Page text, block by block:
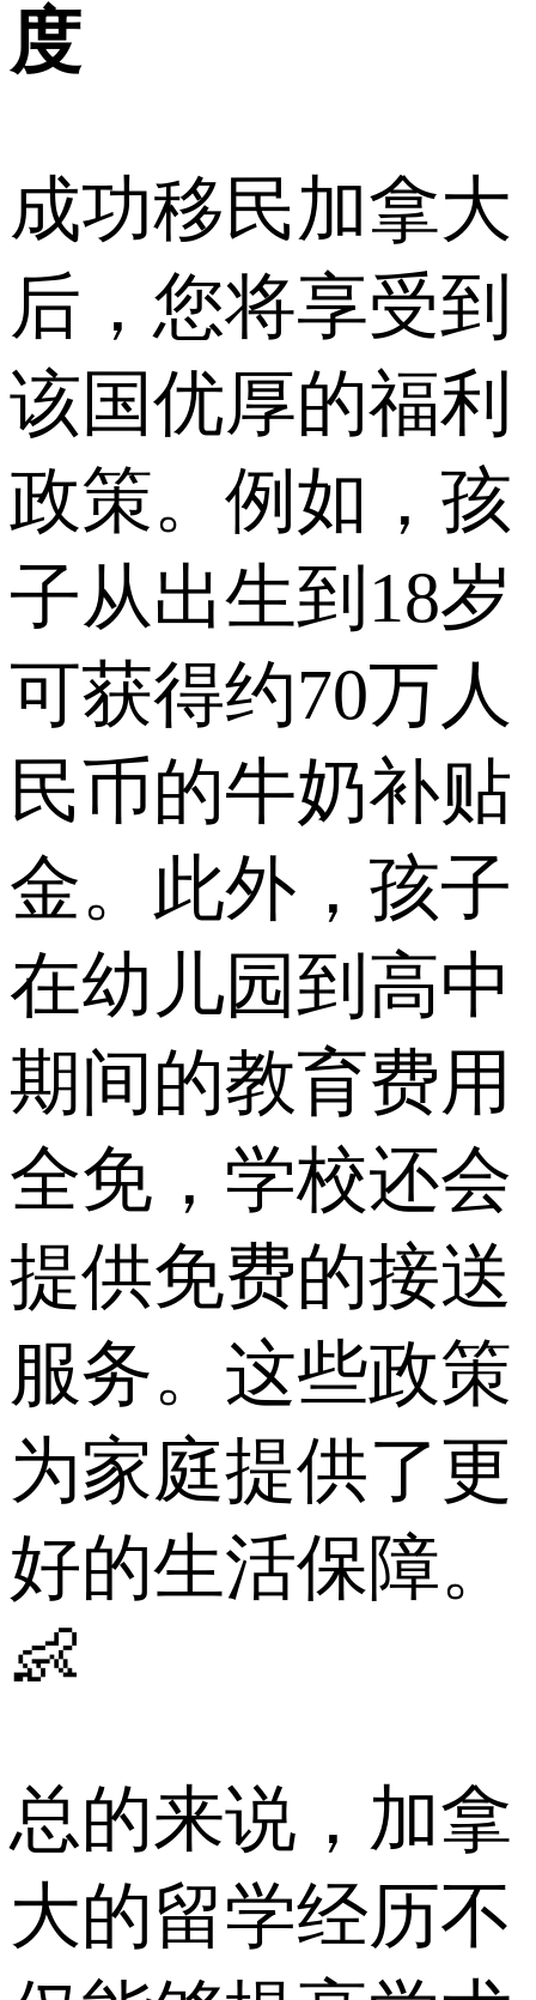
度
成功移民加拿大
后，您将享受到
该国优厚的福利
政策。例如，孩
子从出生到18岁
可获得约70万人
民币的牛奶补贴
金。此外，孩子
在幼儿园到高中
期间的教育费用
全免，学校还会
提供免费的接送
服务。这些政策
为家庭提供了更
好的生活保障。
👶
总的来说，加拿
大的留学经历不